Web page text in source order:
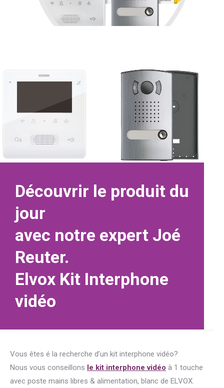
Découvrir le produit du
jour
avec notre expert Joé
Reuter.
Elvox Kit Interphone
vidéo
Vous êtes é la recherche d’un kit interphone vidéo?
Nous vous conseillons le kit interphone vidéo à 1 touche
avec poste mains libres & alimentation, blanc de ELVOX.